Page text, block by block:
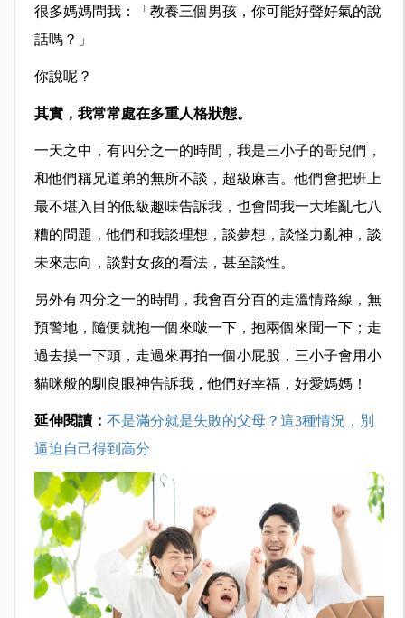
很多媽媽問我：「教養三個男孩，你可能好聲好氣的說
話嗎？」
你說呢？
其實，我常常處在多重人格狀態。
一天之中，有四分之一的時間，我是三小子的哥兒們，
和他們稱兄道弟的無所不談，超級麻吉。他們會把班上
最不堪入目的低級趣味告訴我，也會問我一大堆亂七八
糟的問題，他們和我談理想，談夢想，談怪力亂神，談
未來志向，談對女孩的看法，甚至談性。
另外有四分之一的時間，我會百分百的走溫情路線，無
預警地，隨便就抱一個來啵一下，抱兩個來聞一下；走
過去摸一下頭，走過來再拍一個小屁股，三小子會用小
貓咪般的馴良眼神告訴我，他們好幸福，好愛媽媽！
延伸閱讀： 不是滿分就是失敗的父母？這3種情況，別
逼迫自己得到高分